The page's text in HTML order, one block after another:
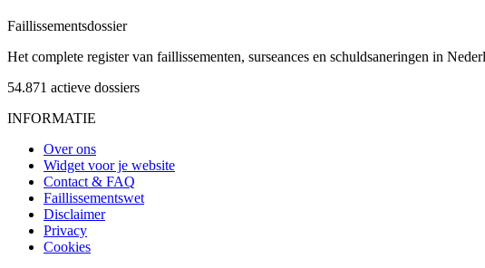
Faillissementsdossier
Het complete register van faillissementen, surseances en schuldsaneringen in
54.871 actieve dossiers
INFORMATIE
Over ons
Widget voor je website
Contact & FAQ
Faillissementswet
Disclaimer
Privacy
Cookies